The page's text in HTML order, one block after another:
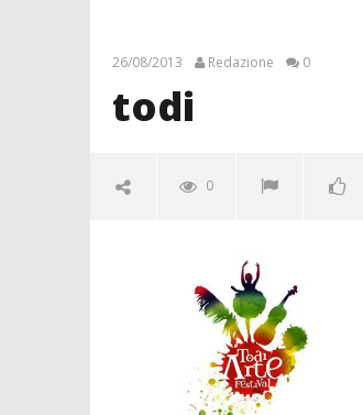
26/08/2013 Redazione 0
todi
0
Redazione